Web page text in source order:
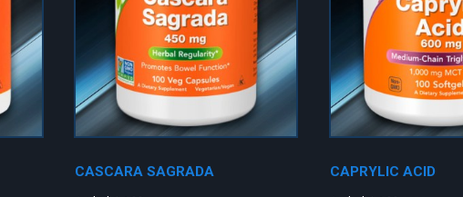
CASCARA SAGRADA CAPRYLIC ACID